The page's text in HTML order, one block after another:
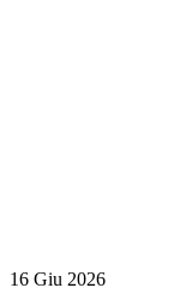
16 Giu 2026